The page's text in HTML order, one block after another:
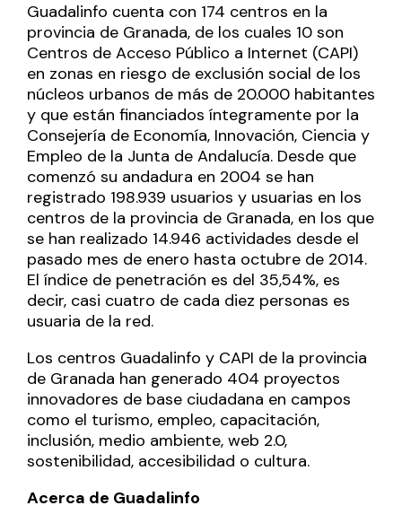
Guadalinfo cuenta con 174 centros en la
provincia de Granada, de los cuales 10 son
Centros de Acceso Público a Internet (CAPI)
en zonas en riesgo de exclusión social de los
núcleos urbanos de más de 20.000 habitantes
y que están financiados íntegramente por la
Consejería de Economía, Innovación, Ciencia y
Empleo de la Junta de Andalucía. Desde que
comenzó su andadura en 2004 se han
registrado 198.939 usuarios y usuarias en los
centros de la provincia de Granada, en los que
se han realizado 14.946 actividades desde el
pasado mes de enero hasta octubre de 2014.
El índice de penetración es del 35,54%, es
decir, casi cuatro de cada diez personas es
usuaria de la red.
Los centros Guadalinfo y CAPI de la provincia
de Granada han generado 404 proyectos
innovadores de base ciudadana en campos
como el turismo, empleo, capacitación,
inclusión, medio ambiente, web 2.0,
sostenibilidad, accesibilidad o cultura.
Acerca de Guadalinfo